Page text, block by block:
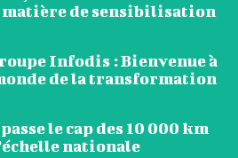
de sensibilisation
Infodis : Bienvenue à
de la transformation
le cap des 10 000 km
nationale